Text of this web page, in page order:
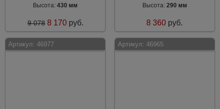
Высота:430 мм
9 078 8 170 руб.
Высота: 290 мм
8 360 руб.
Артикул: 46977 Артикул: 46965